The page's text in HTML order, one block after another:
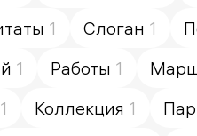
1 Слоган 1
1 Работы 1
1 Коллекция 1